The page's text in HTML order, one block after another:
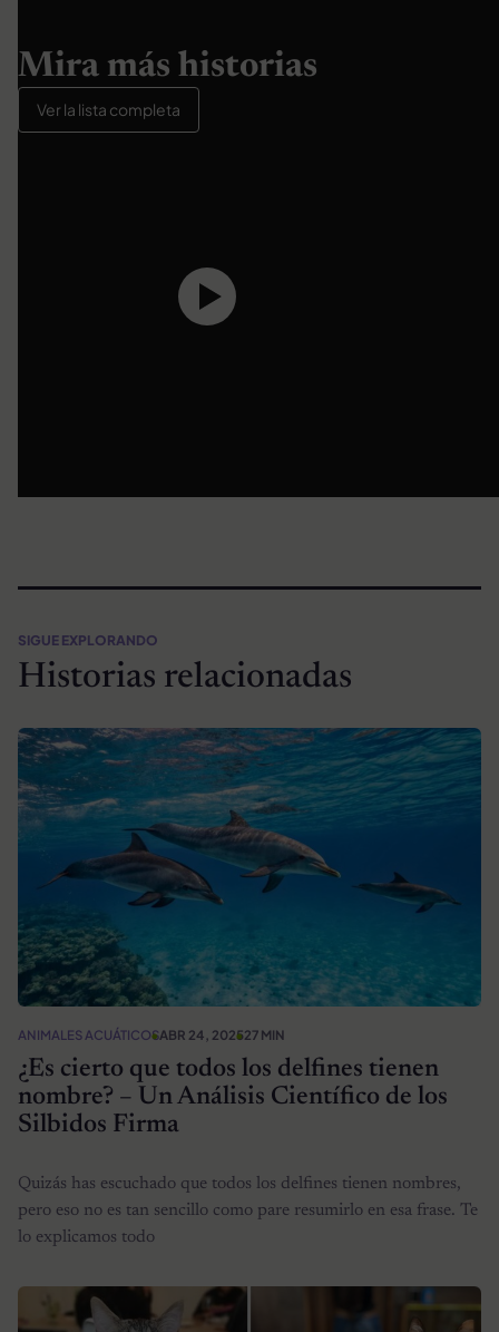
Mira más historias
Ver la lista completa
SIGUE EXPLORANDO
Historias relacionadas
ANIMALES ACUÁTICOSABR 24, 202527 MIN
¿Es cierto que todos los delfines tienen
nombre? – Un Análisis Científico de los
Silbidos Firma
Quizás has escuchado que todos los delfines tienen nombres,
pero eso no es tan sencillo como pare resumirlo en esa frase. Te
lo explicamos todo